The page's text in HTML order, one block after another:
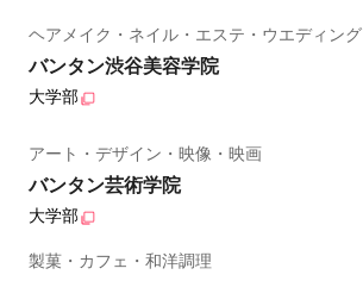
ヘアメイク・ネイル・エステ・ウエディング
バンタン渋谷美容学院
大学部
アート・デザイン・映像・映画
バンタン芸術学院
大学部
製菓・カフェ・和洋調理